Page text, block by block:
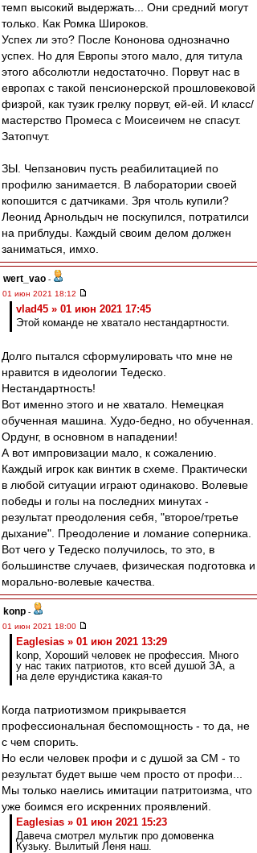
темп высокий выдержать... Они средний могут
только. Как Ромка Широков.
Успех ли это? После Кононова однозначно
успех. Но для Европы этого мало, для титула
этого абсолютли недостаточно. Порвут нас в
европах с такой пенсионерской прошловековой
физрой, как тузик грелку порвут, ей-ей. И класс/
мастерство Промеса с Моисеичем не спасут.
Затопчут.
ЗЫ. Чепзанович пусть реабилитацией по
профилю занимается. В лаборатории своей
копошится с датчиками. Зря чтоль купили?
Леонид Арнольдыч не поскупился, потратилси
на приблуды. Каждый своим делом должен
заниматься, имхо.
wert_vao -
01 июн 2021 18:12
vlad45 » 01 июн 2021 17:45
Этой команде не хватало нестандартности.
Долго пытался сформулировать что мне не
нравится в идеологии Тедеско.
Нестандартность!
Вот именно этого и не хватало. Немецкая
обученная машина. Худо-бедно, но обученная.
Ордунг, в основном в нападении!
А вот импровизации мало, к сожалению.
Каждый игрок как винтик в схеме. Практически
в любой ситуации играют одинаково. Волевые
победы и голы на последних минутах -
результат преодоления себя, "второе/третье
дыхание". Преодоление и ломание соперника.
Вот чего у Тедеско получилось, то это, в
большинстве случаев, физическая подготовка и
морально-волевые качества.
konp -
01 июн 2021 18:00
Eaglesias » 01 июн 2021 13:29
konp, Хороший человек не профессия. Много
у нас таких патриотов, кто всей душой ЗА, а
на деле ерундистика какая-то
Когда патриотизмом прикрывается
профессиональная беспомощность - то да, не
с чем спорить.
Но если человек профи и с душой за СМ - то
результат будет выше чем просто от профи...
Мы только наелись имитации патритоизма, что
уже боимся его искренних проявлений.
Eaglesias » 01 июн 2021 15:23
Давеча смотрел мультик про домовенка
Кузьку. Вылитый Леня наш.